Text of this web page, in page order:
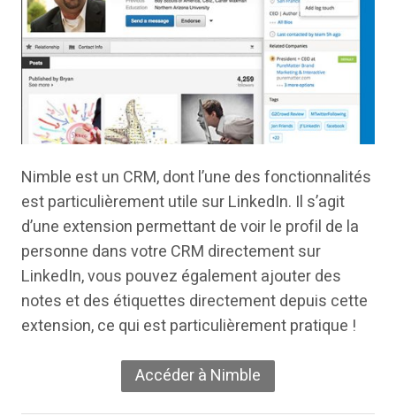
Nimble est un CRM, dont l’une des fonctionnalités
est particulièrement utile sur LinkedIn. Il s’agit
d’une extension permettant de voir le profil de la
personne dans votre CRM directement sur
LinkedIn, vous pouvez également ajouter des
notes et des étiquettes directement depuis cette
extension, ce qui est particulièrement pratique !
Accéder à Nimble